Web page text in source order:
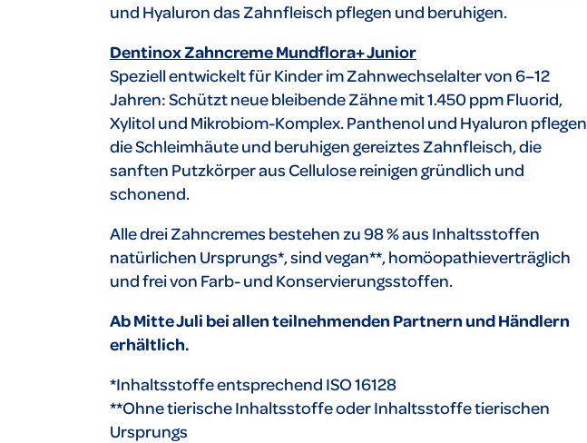
und Hyaluron das Zahnfleisch pflegen und beruhigen.
Dentinox Zahncreme Mundflora+ Junior
Speziell entwickelt für Kinder im Zahnwechselalter von 6–12
Jahren: Schützt neue bleibende Zähne mit 1.450 ppm Fluorid,
Xylitol und Mikrobiom-Komplex. Panthenol und Hyaluron pflegen
die Schleimhäute und beruhigen gereiztes Zahnfleisch, die
sanften Putzkörper aus Cellulose reinigen gründlich und
schonend.
Alle drei Zahncremes bestehen zu 98 % aus Inhaltsstoffen
natürlichen Ursprungs*, sind vegan**, homöopathieverträglich
und frei von Farb- und Konservierungsstoffen.
Ab Mitte Juli bei allen teilnehmenden Partnern und Händlern
erhältlich.
*Inhaltsstoffe entsprechend ISO 16128
**Ohne tierische Inhaltsstoffe oder Inhaltsstoffe tierischen
Ursprungs